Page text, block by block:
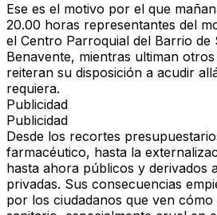
Ese es el motivo por el que
20.00 horas representantes del
el Centro Parroquial del Barrio de
Benavente, mientras ultiman
reiteran su disposición a acudir
requiera.
Publicidad
Publicidad
Desde los recortes
farmacéutico, hasta la
hasta ahora públicos y derivados
privadas. Sus consecuencias
por los ciudadanos que ven